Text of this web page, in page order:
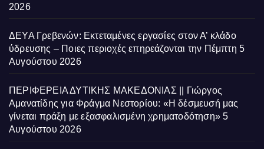
2026
ΔΕΥΑ Γρεβενών: Εκτεταμένες εργασίες στον Α’ κλάδο
ύδρευσης – Ποιες περιοχές επηρεάζονται την Πέμπτη 5
Αυγούστου 2026
ΠΕΡΙΦΕΡΕΙΑ ΔΥΤΙΚΗΣ ΜΑΚΕΔΟΝΙΑΣ || Γιώργος
Αμανατίδης για Φράγμα Νεστορίου: «Η δέσμευσή μας
γίνεται πράξη με εξασφαλισμένη χρηματοδότηση» 5
Αυγούστου 2026